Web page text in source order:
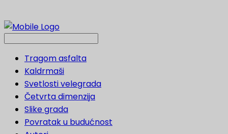
Tragom asfalta
Kaldrmaši
Svetlosti velegrada
Četvrta dimenzija
Slike grada
Povratak u budućnost